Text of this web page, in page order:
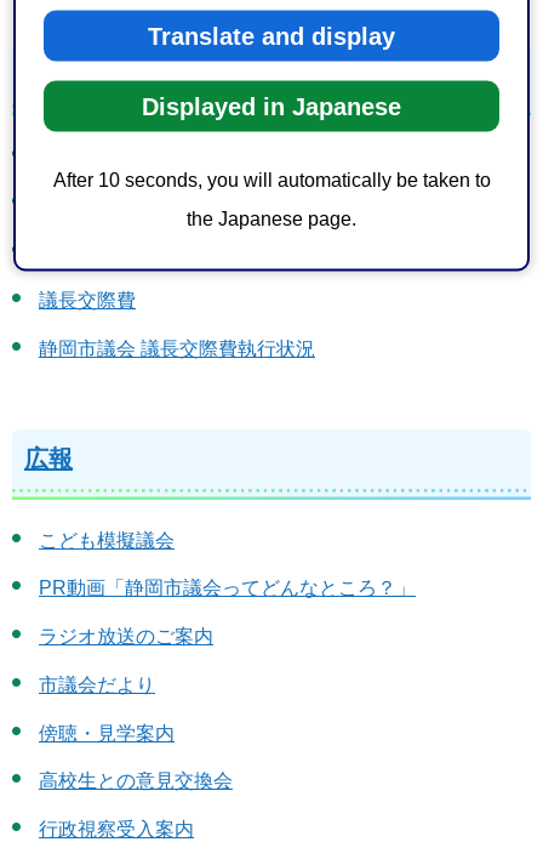
Translate and display
Displayed in Japanese
After 10 seconds, you will automatically be taken to
the Japanese page.
情報公開
議長交際費
静岡市議会 議長交際費執行状況
広報
こども模擬議会
PR動画「静岡市議会ってどんなところ？」
ラジオ放送のご案内
市議会だより
傍聴・見学案内
高校生との意見交換会
行政視察受入案内